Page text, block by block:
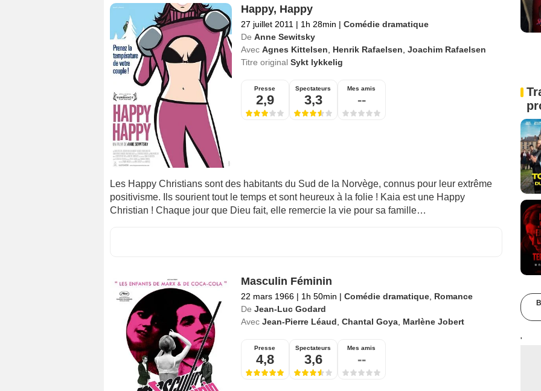
Happy, Happy
27 juillet 2011 | 1h 28min | Comédie dramatique
De Anne Sewitsky
Avec Agnes Kittelsen Henrik Rafaelsen Joachim Rafaelsen
Titre original Sykt lykkelig
Presse
2,9
Spectateurs
3,3
Mes amis
--
Les Happy Christians sont des habitants du Sud de la Norvège, connus pour leur extrême
positivisme. Ils sourient tout le temps et sont heureux à la folie ! Kaia est une Happy
Christian ! Chaque jour que Dieu fait, elle remercie la vie pour sa famille…
Masculin Féminin
22 mars 1966 | 1h 50min | Comédie dramatique, Romance
De Jean-Luc Godard
Avec Jean-Pierre Léaud Chantal Goya, Marlène Jobert
Presse
4,8
Spectateurs
3,6
Mes amis
--
'